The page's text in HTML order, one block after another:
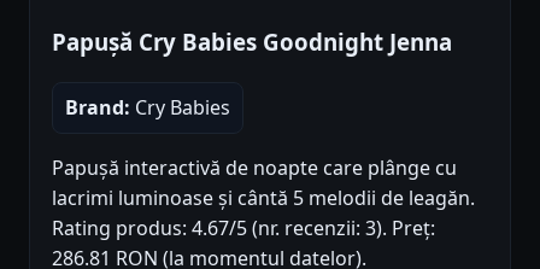
Papușă Cry Babies Goodnight Jenna
Brand: Cry Babies
Papușă interactivă de noapte care plânge cu
lacrimi luminoase și cântă 5 melodii de leagăn.
Rating produs: 4.67/5 (nr. recenzii: 3). Preț:
286.81 RON (la momentul datelor).